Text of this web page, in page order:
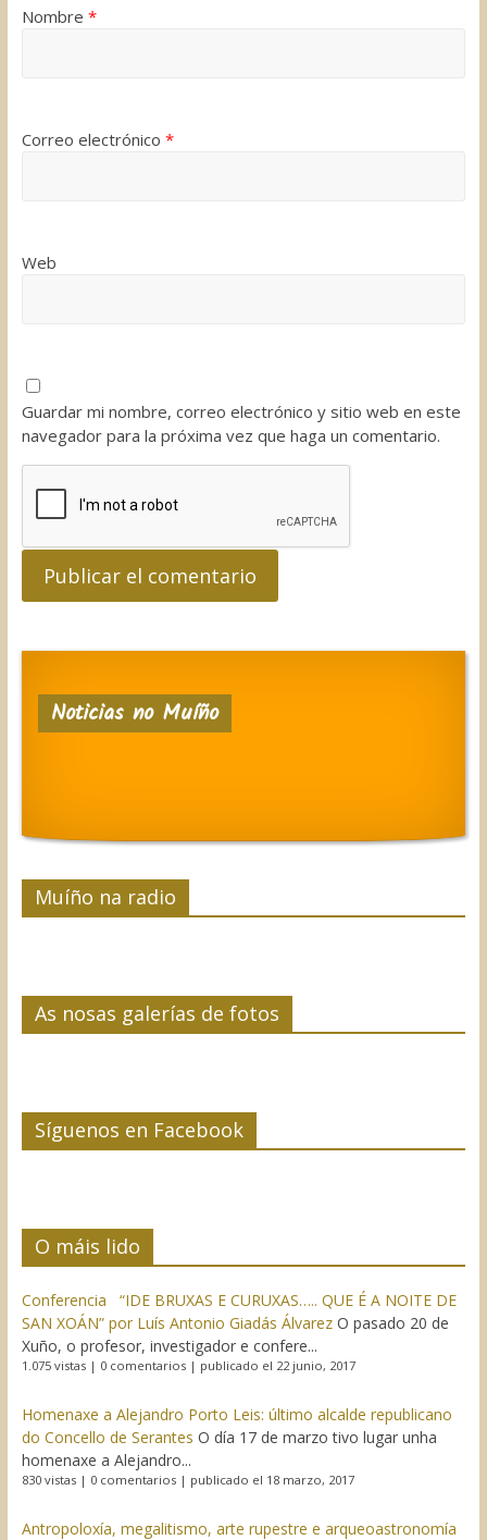
Nombre *
Correo electrónico *
Web
Guardar mi nombre, correo electrónico y sitio web en este
navegador para la próxima vez que haga un comentario.
Noticias no Muíño
Muíño na radio
As nosas galerías de fotos
Síguenos en Facebook
O máis lido
Conferencia “IDE BRUXAS E CURUXAS….. QUE É A NOITE DE
SAN XOÁN” por Luís Antonio Giadás Álvarez O pasado 20 de
Xuño, o profesor, investigador e confere...
1.075 vistas| 0 comentarios| publicado el 22 junio, 2017
Homenaxe a Alejandro Porto Leis: último alcalde republicano
do Concello de Serantes O día 17 de marzo tivo lugar unha
homenaxe a Alejandro...
830 vistas| 0 comentarios| publicado el 18 marzo, 2017
Antropoloxía, megalitismo, arte rupestre e arqueoastronomía